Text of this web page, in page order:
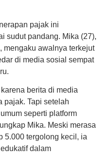
pajak ini
sudut pandang. Mika (27),
mengaku awalnya terkejut
di media sosial sempat
berita di media
pajak. Tapi setelah
seperti platform
Mika. Meski merasa
5.000 tergolong kecil, ia
dalam